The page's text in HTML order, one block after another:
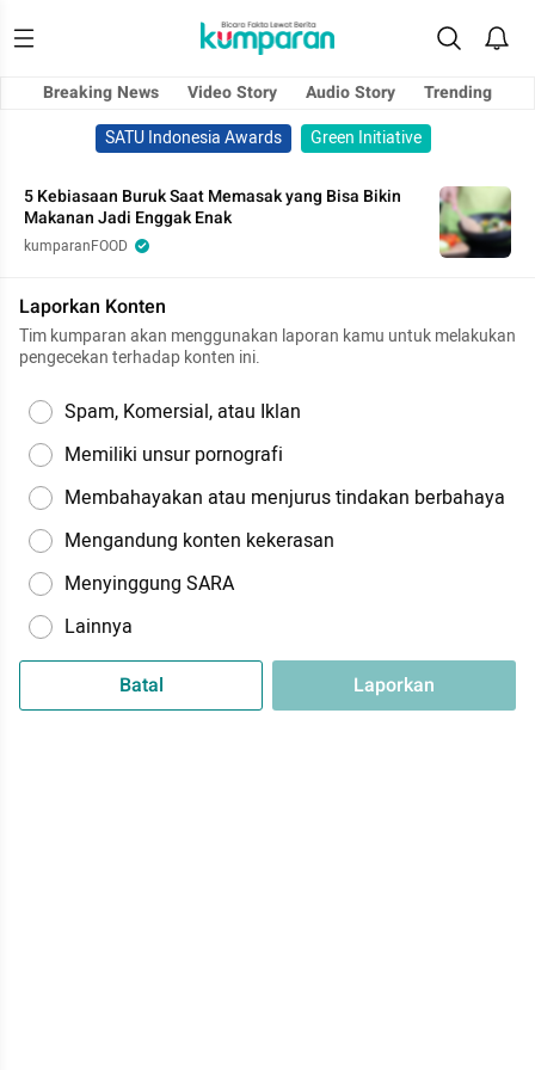
Breaking News Video Story Audio Story
Trending
SATU Indonesia Awards
Green Initiative
5 Kebiasaan Buruk Saat Memasak yang Bisa Bikin
Makanan Jadi Enggak Enak
kumparanFOOD
Laporkan Konten
Tim kumparan akan menggunakan laporan kamu untuk melakukan
pengecekan terhadap konten ini.
Spam, Komersial, atau Iklan
Memiliki unsur pornografi
Membahayakan atau menjurus tindakan berbahaya
Mengandung konten kekerasan
Menyinggung SARA
Lainnya
Batal Laporkan